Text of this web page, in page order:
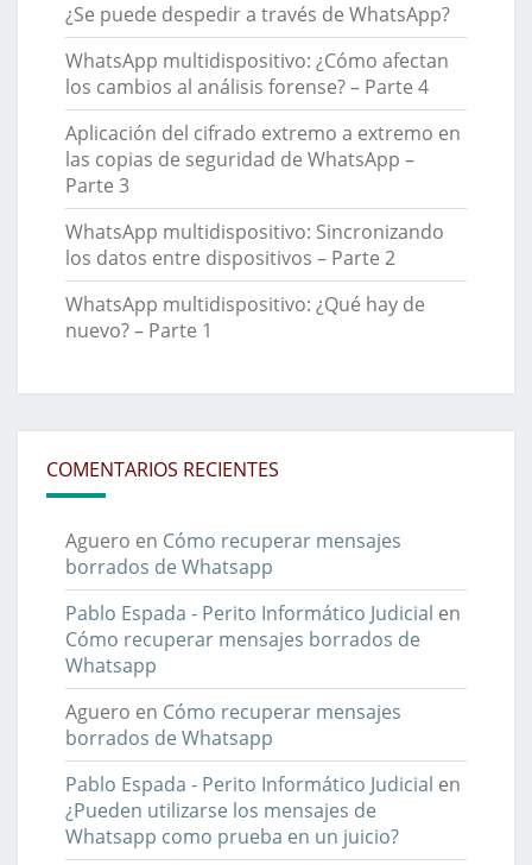
¿Se puede despedir a través de WhatsApp?
WhatsApp multidispositivo: ¿Cómo afectan
los cambios al análisis forense? – Parte 4
Aplicación del cifrado extremo a extremo en
las copias de seguridad de WhatsApp –
Parte 3
WhatsApp multidispositivo: Sincronizando
los datos entre dispositivos – Parte 2
WhatsApp multidispositivo: ¿Qué hay de
nuevo? – Parte 1
COMENTARIOS RECIENTES
Aguero en Cómo recuperar mensajes
borrados de Whatsapp
Pablo Espada - Perito Informático Judicial en
Cómo recuperar mensajes borrados de
Whatsapp
Aguero en Cómo recuperar mensajes
borrados de Whatsapp
Pablo Espada - Perito Informático Judicial en
¿Pueden utilizarse los mensajes de
Whatsapp como prueba en un juicio?